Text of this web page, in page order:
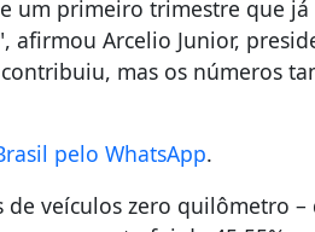
um primeiro trimestre que
afirmou Arcelio Junior,
mas os números
pelo WhatsApp.
de veículos zero quilômetro